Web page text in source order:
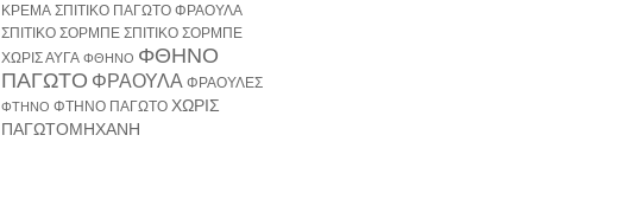
ΚΡΕΜΑ ΣΠΙΤΙΚΟ ΠΑΓΩΤΟ ΦΡΑΟΥΛΑ
ΣΠΙΤΙΚΟ ΣΟΡΜΠΕ ΣΠΙΤΙΚΟ ΣΟΡΜΠΕ
ΧΩΡΙΣ ΑΥΓΑ ΦΘΗΝΟ ΦΘΗΝΟ
ΠΑΓΩΤΟ ΦΡΑΟΥΛΑ ΦΡΑΟΥΛΕΣ
ΦΤΗΝΟ ΦΤΗΝΟ ΠΑΓΩΤΟ ΧΩΡΙΣ
ΠΑΓΩΤΟΜΗΧΑΝΗ